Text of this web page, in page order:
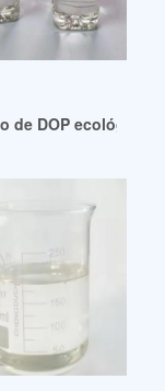
de buena
de DOP ecológico